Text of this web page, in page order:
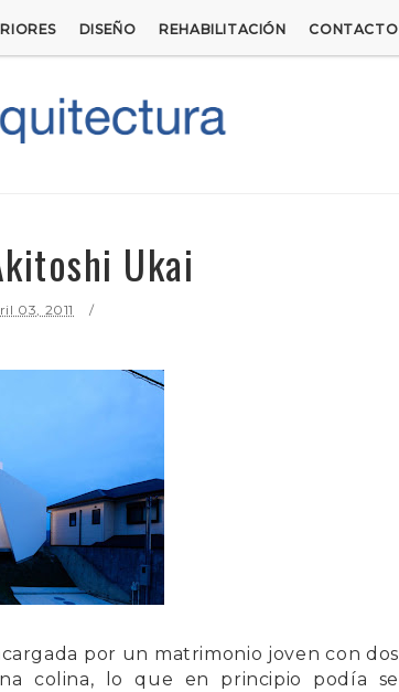
DISEÑO REHABILITACIÓN CONTACTO
Ukai
03, 2011
por un matrimonio joven con dos
colina, lo que en principio podía se